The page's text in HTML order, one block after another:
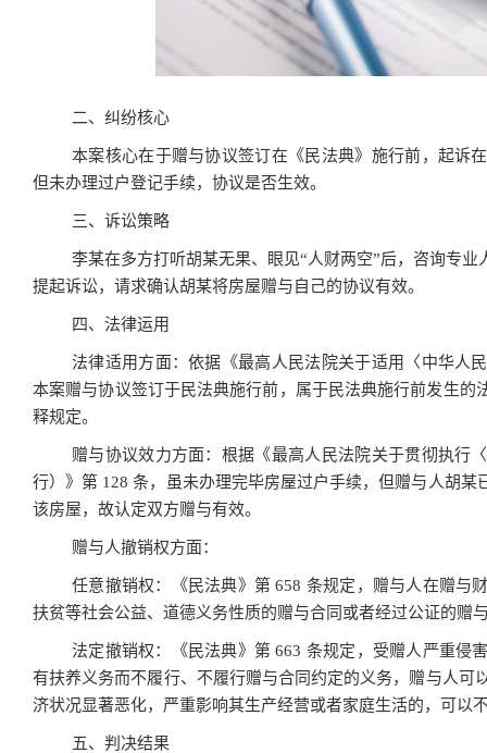
二、纠纷核心
本案核心在于赠与协议签订在《民法典》施行前，起诉
但未办理过户登记手续，协议是否生效。
三、诉讼策略
李某在多方打听胡某无果、眼见“人财两空”后，咨询专
提起诉讼，请求确认胡某将房屋赠与自己的协议有效。
四、法律运用
法律适用方面：依据《最高人民法院关于适用〈中华人
本案赠与协议签订于民法典施行前，属于民法典施行前发生
释规定。
赠与协议效力方面：根据《最高人民法院关于贯彻执行
行）》第 128 条，虽未办理完毕房屋过户手续，但赠与人胡
该房屋，故认定双方赠与有效。
赠与人撤销权方面：
任意撤销权：《民法典》第 658 条规定，赠与人在赠与
扶贫等社会公益、道德义务性质的赠与合同或者经过公证的赠
法定撤销权：《民法典》第 663 条规定，受赠人严重侵
有扶养义务而不履行、不履行赠与合同约定的义务，赠与人可
济状况显著恶化，严重影响其生产经营或者家庭生活的，可以
五、判决结果